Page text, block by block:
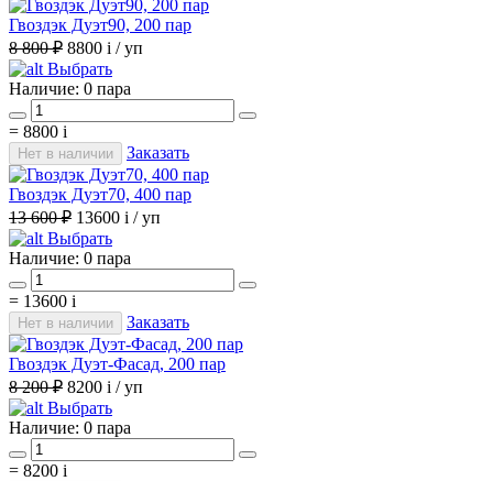
Гвоздэк Дуэт90, 200 пар
8 800 ₽ 8800 i / уп
Выбрать
Наличие: 0 пара
= 8800 i
Нет в наличии Заказать
Гвоздэк Дуэт70, 400 пар
13 600 ₽ 13600 i / уп
Выбрать
Наличие: 0 пара
= 13600 i
Нет в наличии Заказать
Гвоздэк Дуэт-Фасад, 200 пар
8 200 ₽ 8200 i / уп
Выбрать
Наличие: 0 пара
= 8200 i